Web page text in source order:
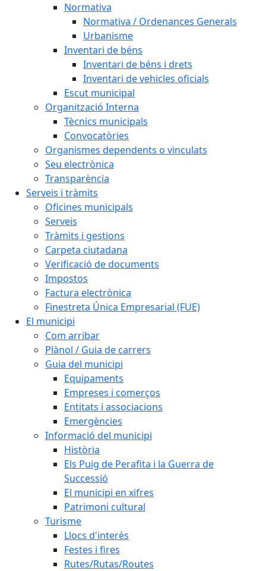
Normativa
Normativa / Ordenances Generals
Urbanisme
Inventari de béns
Inventari de béns i drets
Inventari de vehicles oficials
Escut municipal
Organització Interna
Tècnics municipals
Convocatòries
Organismes dependents o vinculats
Seu electrònica
Transparència
Serveis i tràmits
Oficines municipals
Serveis
Tràmits i gestions
Carpeta ciutadana
Verificació de documents
Impostos
Factura electrònica
Finestreta Única Empresarial (FUE)
El municipi
Com arribar
Plànol / Guia de carrers
Guia del municipi
Equipaments
Empreses i comerços
Entitats i associacions
Emergències
Informació del municipi
Història
Els Puig de Perafita i la Guerra de
Successió
El municipi en xifres
Patrimoni cultural
Turisme
Llocs d'interès
Festes i fires
Rutes/Rutas/Routes